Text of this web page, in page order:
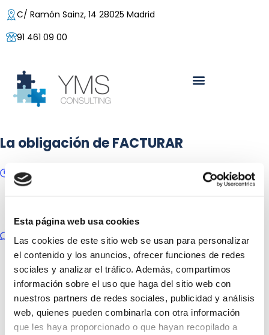
Esta página web usa cookies
Las cookies de este sitio web se usan para personalizar
el contenido y los anuncios, ofrecer funciones de redes
sociales y analizar el tráfico. Además, compartimos
información sobre el uso que haga del sitio web con
nuestros partners de redes sociales, publicidad y análisis
web, quienes pueden combinarla con otra información
que les haya proporcionado o que hayan recopilado a
C/ Ramón Sainz, 14 28025 Madrid
91 461 09 00
La obligación de FACTURAR
29/07/2015
Posted by:Yolanda Buzaglo
Categoría: Fiscal y contable
No hay comentarios